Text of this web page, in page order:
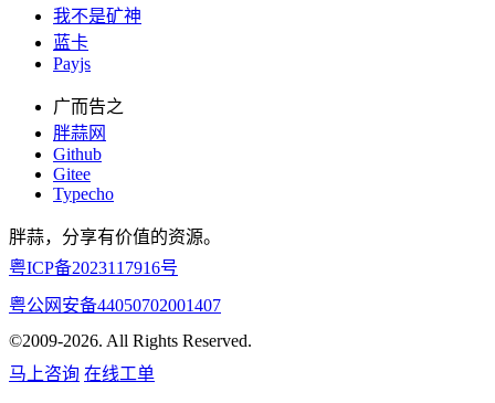
我不是矿神
蓝卡
Payjs
广而告之
胖蒜网
Github
Gitee
Typecho
胖蒜，分享有价值的资源。
粤ICP备2023117916号
粤公网安备44050702001407
©2009-2026. All Rights Reserved.
马上咨询 在线工单